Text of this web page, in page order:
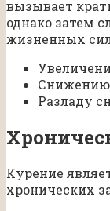
вызывает
однако затем
жизненных
Снижению
Разладу
Курение
хронических